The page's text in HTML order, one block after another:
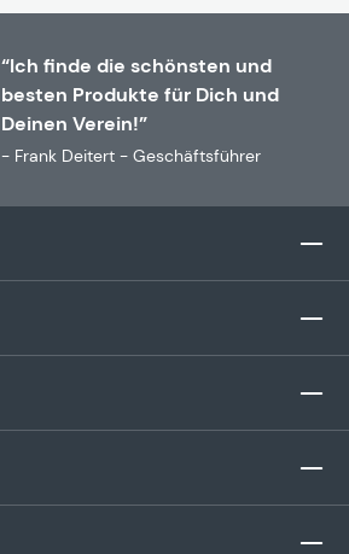
“Ich finde die schönsten und
besten Produkte für Dich und
Deinen Verein!”
- Frank Deitert - Geschäftsführer